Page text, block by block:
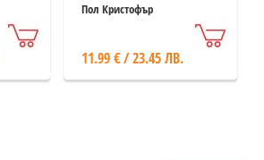
Пол Кристофър
11.99 € / 23.45 ЛВ.